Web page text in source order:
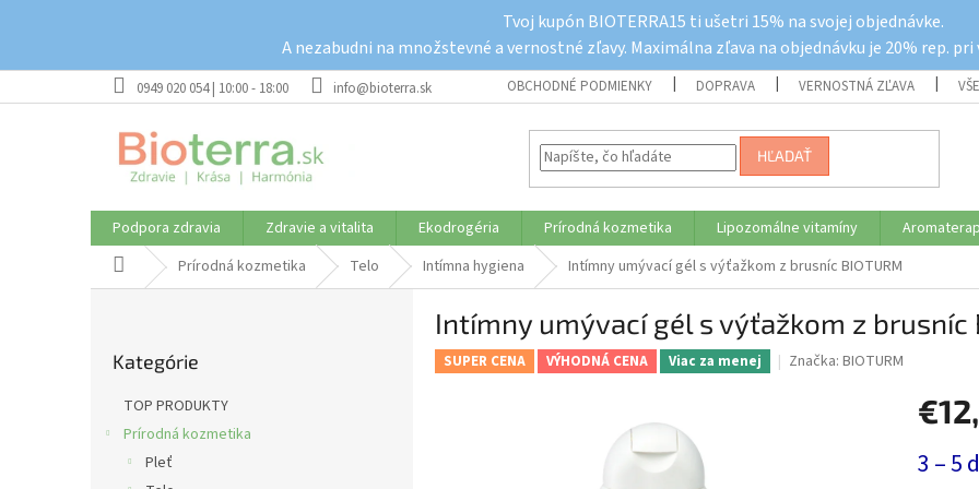
Tvoj kupón BIOTERRA15 ti ušetri 15% na svojej objednávke.
A nezabudni na množstevné a vernostné zľavy. Maximálna zľava na objednávku je 20% rep. pri
0949 020 054 | 10:00 - 18:00 info@bioterra.sk OBCHODNÉ PODMIENKY DOPRAVA VERNOSTNÁ ZĽAVA
HĽADAŤ
Podpora zdravia Zdravie a vitalita Ekodrogéria Prírodná kozmetika Lipozomálne vitamíny
DomovPrírodná kozmetika Telo Intímna hygiena Intímny umývací gél s výťažkom z brusníc BIOTURM
kategórie
Kategórie
TOP PRODUKTY
Prírodná kozmetika
Pleť
Intímny umývací gél s výťažkom z brusníc
SUPER CENA VÝHODNÁ CENA Viac za menej Značka: BIOTURM
cena:
3 – 5